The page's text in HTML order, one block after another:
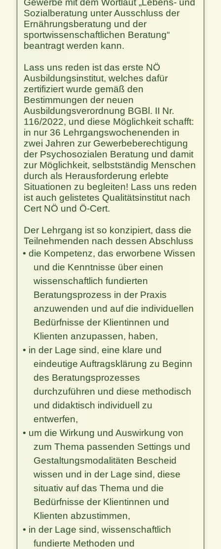
Gewerbe mit dem Wortlaut „Lebens- und
Sozialberatung unter Ausschluss der
Ernährungsberatung und der
sportwissenschaftlichen Beratung“
beantragt werden kann.
Lass uns reden ist das erste NÖ
Ausbildungsinstitut, welches dafür
zertifiziert wurde gemäß den
Bestimmungen der neuen
Ausbildungsverordnung BGBl. II Nr.
116/2022, und diese Möglichkeit schafft:
in nur 36 Lehrgangswochenenden in
zwei Jahren zur Gewerbeberechtigung
der Psychosozialen Beratung und damit
zur Möglichkeit, selbstständig Menschen
durch als Herausforderung erlebte
Situationen zu begleiten! Lass uns reden
ist auch gelistetes Qualitätsinstitut nach
Cert NÖ und Ö-Cert.
Der Lehrgang ist so konzipiert, dass die
Teilnehmenden nach dessen Abschluss
• die Kompetenz, das erworbene Wissen
und die Kenntnisse über einen
wissenschaftlich fundierten
Beratungsprozess in der Praxis
anzuwenden und auf die individuellen
Bedürfnisse der Klientinnen und
Klienten anzupassen, haben,
• in der Lage sind, eine klare und
eindeutige Auftragsklärung zu Beginn
des Beratungsprozesses
durchzuführen und diese methodisch
und didaktisch individuell zu
entwerfen,
• um die Wirkung und Auswirkung von
zum Thema passenden Settings und
Gestaltungsmodalitäten Bescheid
wissen und in der Lage sind, diese
situativ auf das Thema und die
Bedürfnisse der Klientinnen und
Klienten abzustimmen,
• in der Lage sind, wissenschaftlich
fundierte Methoden und